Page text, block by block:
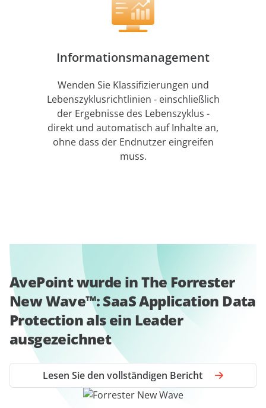
Informationsmanagement
Wenden Sie Klassifizierungen und
Lebenszyklusrichtlinien - einschließlich
der Ergebnisse des Lebenszyklus -
direkt und automatisch auf Inhalte an,
ohne dass der Endnutzer eingreifen
muss.
AvePoint wurde in The Forrester
New Wave™: SaaS Application Data
Protection als ein Leader
ausgezeichnet
Lesen Sie den vollständigen Bericht